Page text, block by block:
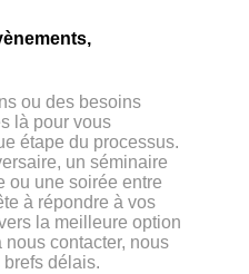
ou des besoins
là pour vous
étape du processus.
un séminaire
ou une soirée entre
à répondre à vos
la meilleure option
contacter, nous
délais.